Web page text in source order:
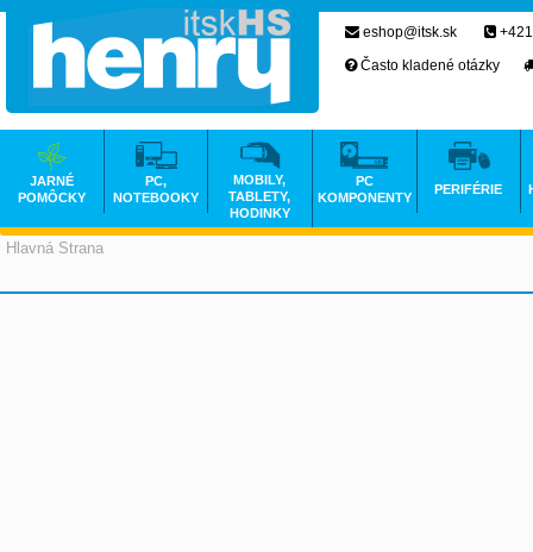
Hlavná Strana
eshop@itsk.sk
Často kladené otázky
JARNÉ
POMÔCKY
PC,
NOTEBOOKY
MOBILY,
TABLETY,
HODINKY
PC
KOMPONENTY
PERIFÉRIE